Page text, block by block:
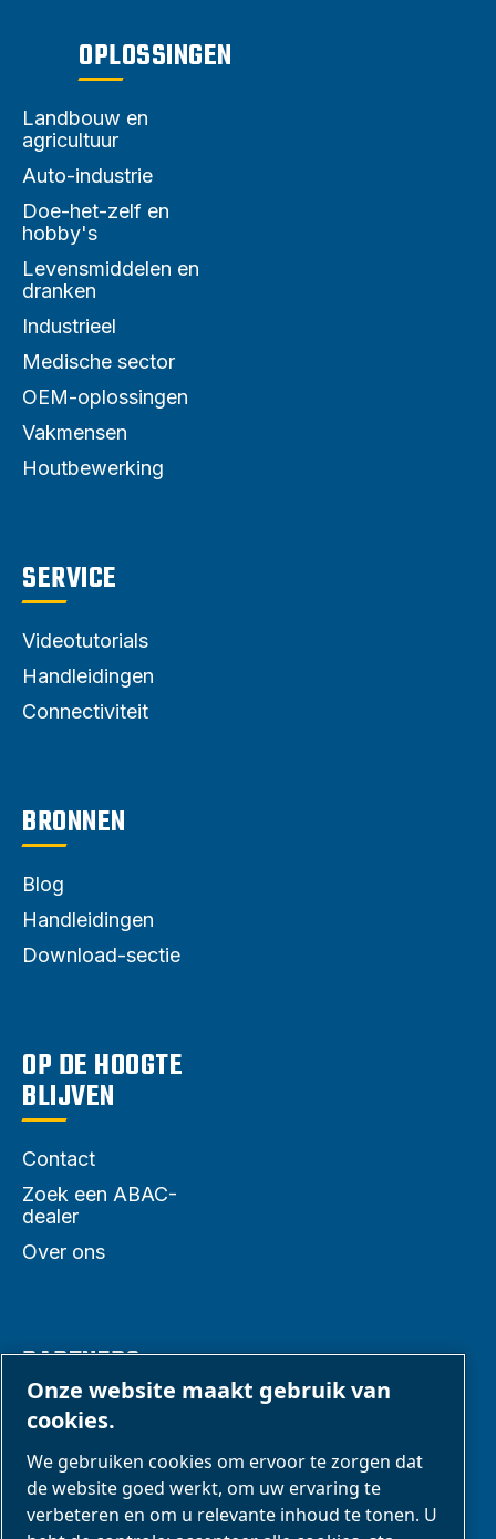
OPLOSSINGEN
Landbouw en
agricultuur
Auto-industrie
Doe-het-zelf en
hobby's
Levensmiddelen en
dranken
Industrieel
Medische sector
OEM-oplossingen
Vakmensen
Houtbewerking
SERVICE
Videotutorials
Handleidingen
Connectiviteit
BRONNEN
Blog
Handleidingen
Download-sectie
OP DE HOOGTE
BLIJVEN
Contact
Zoek een ABAC-
dealer
Over ons
PARTNERS
Zakenpartners
E-Connect 2,0
Zakelijke portal
Onze website maakt gebruik van
cookies.
We gebruiken cookies om ervoor te zorgen dat
de website goed werkt, om uw ervaring te
verbeteren en om u relevante inhoud te tonen. U